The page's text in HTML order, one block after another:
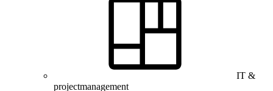
IT &
projectmanagement